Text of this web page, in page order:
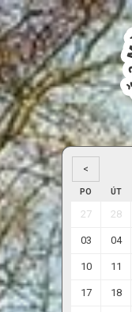
<
PO ÚT
27 28
03 04
10 11
17 18